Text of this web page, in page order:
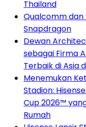
Thailand
Qualcomm dan
Snapdragon
Dewan
sebagai Firma
Terbaik di Asia
Menemukan
Stadion:
Cup 2026™
Rumah